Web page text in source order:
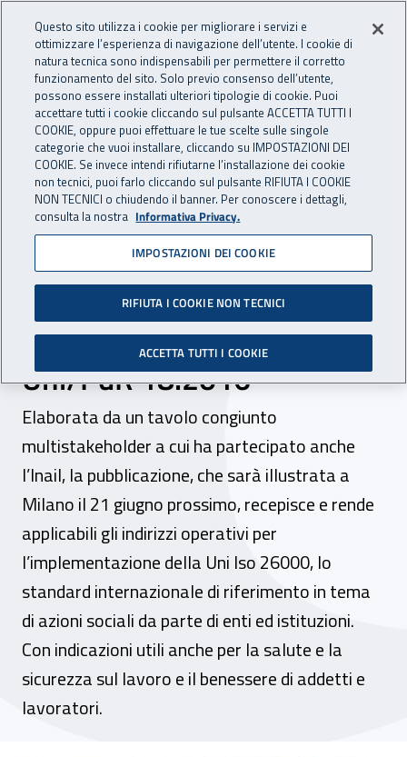
INAIL - Istituto Nazionale
Apri cerca
Navigazione principale
Navigazione - Ti trovi in:
Home Inail comunica News
27 maggio 2016
Responsabilità sociale delle
organizzazioni, pubblicata
la prassi di riferimento
Uni/PdR 18:2016
Elaborata da un tavolo congiunto
multistakeholder a cui ha partecipato anche
l’Inail, la pubblicazione, che sarà illustrata a
Milano il 21 giugno prossimo, recepisce e rende
applicabili gli indirizzi operativi per
l’implementazione della Uni Iso 26000, lo
standard internazionale di riferimento in tema
di azioni sociali da parte di enti ed istituzioni.
Con indicazioni utili anche per la salute e la
sicurezza sul lavoro e il benessere di addetti e
lavoratori.
Questo sito utilizza i cookie per migliorare i servizi e
ottimizzare l’esperienza di navigazione dell’utente. I cookie di
natura tecnica sono indispensabili per permettere il corretto
funzionamento del sito. Solo previo consenso dell’utente,
possono essere installati ulteriori tipologie di cookie. Puoi
accettare tutti i cookie cliccando sul pulsante ACCETTA TUTTI I
COOKIE, oppure puoi effettuare le tue scelte sulle singole
categorie che vuoi installare, cliccando su IMPOSTAZIONI DEI
COOKIE. Se invece intendi rifiutarne l’installazione dei cookie
non tecnici, puoi farlo cliccando sul pulsante RIFIUTA I COOKIE
NON TECNICI o chiudendo il banner. Per conoscere i dettagli,
consulta la nostra Informativa Privacy.
IMPOSTAZIONI DEI COOKIE
RIFIUTA I COOKIE NON TECNICI
ACCETTA TUTTI I COOKIE